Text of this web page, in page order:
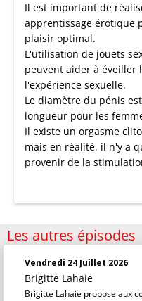
Il est important de
apprentissage érotique
plaisir optimal.
L'utilisation de jouets
peuvent aider à éveiller
l'expérience sexuelle.
Le diamètre du pénis
longueur pour les
Il existe un orgasme
mais en réalité, il n'y a
provenir de la
Les autres épisodes
Vendredi 24 Juillet 2026
Brigitte Lahaie
Brigitte Lahaie propose aux